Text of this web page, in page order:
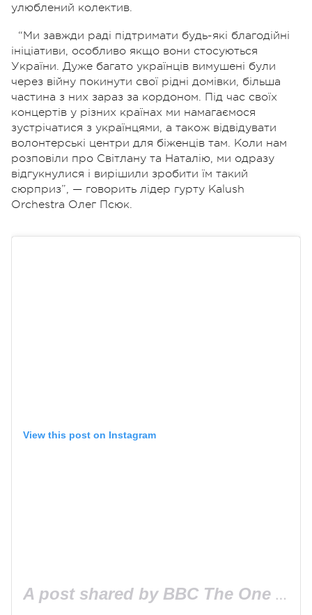
улюблений колектив.
“Ми завжди раді підтримати будь-які благодійні
ініціативи, особливо якщо вони стосуються
України. Дуже багато українців вимушені були
через війну покинути свої рідні домівки, більша
частина з них зараз за кордоном. Під час своїх
концертів у різних країнах ми намагаємося
зустрічатися з українцями, а також відвідувати
волонтерські центри для біженців там. Коли нам
розповіли про Світлану та Наталію, ми одразу
відгукнулися і вирішили зробити їм такий
сюрприз”, — говорить лідер гурту Kalush
Orchestra Олег Псюк.
View this post on Instagram
A post shared by BBC The One Show (@bbctheoneshow)